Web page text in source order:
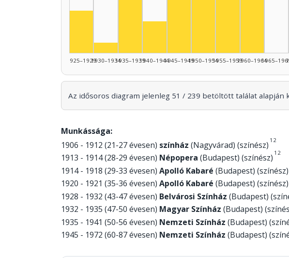
1925–1929
Színész, 1930–1934: 1
1930–19341935–19391940–19441945–19491950–19541955–19591960–1964
Az idősoros diagram jelenleg 51 / 239 betöltött találat alapján
Munkássága:
1906 - 1912 (21-27 évesen) színház (Nagyvárad) (színész) 1 2
1913 - 1914 (28-29 évesen) Népopera (Budapest) (színész) 1 2
1914 - 1918 (29-33 évesen) Apolló Kabaré (Budapest) (színész)
1920 - 1921 (35-36 évesen) Apolló Kabaré (Budapest) (színész)
1928 - 1932 (43-47 évesen) Belvárosi Színház (Budapest)
1932 - 1935 (47-50 évesen) Magyar Színház (Budapest)
1935 - 1941 (50-56 évesen) Nemzeti Színház (Budapest)
1945 - 1972 (60-87 évesen) Nemzeti Színház (Budapest)